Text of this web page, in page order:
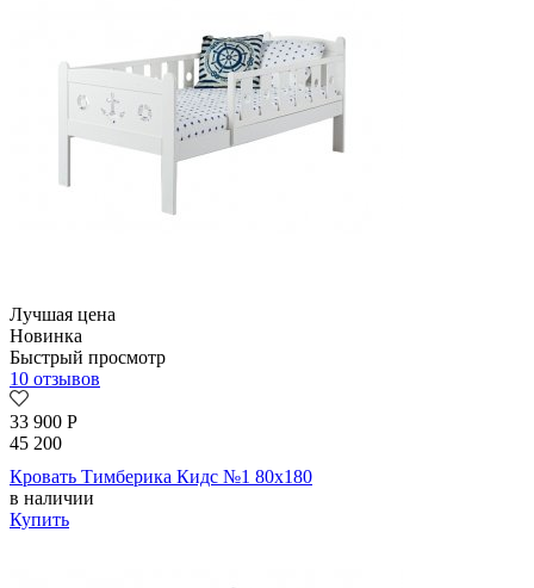
Лучшая цена
Новинка
Быстрый просмотр
10 отзывов
33 900 Р
45 200
Кровать Тимберика Кидс №1 80х180
в наличии
Купить